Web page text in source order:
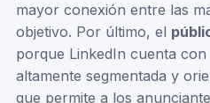
mayor conexión entre las
objetivo. Por último, el
porque LinkedIn cuenta
altamente segmentada y
que permite a los